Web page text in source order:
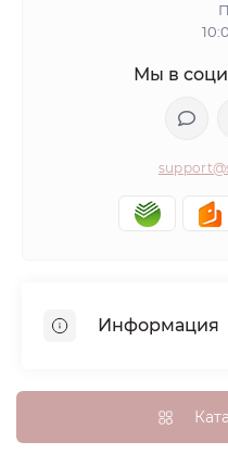
Мы в
Информация
Доставка, оплата и
Гарантия возврата